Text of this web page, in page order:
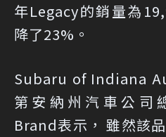
年Legacy的銷量為
降了23%。
Subaru of Indiana
第安納州汽車公司
Brand表示， 雖然該